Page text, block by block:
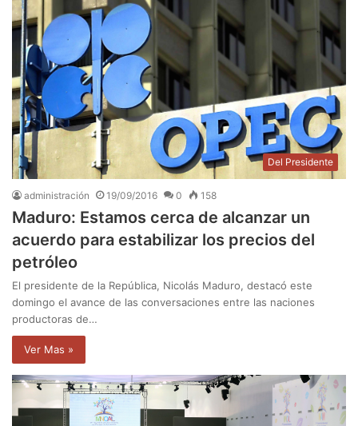
Del Presidente
administración 19/09/2016 0 158
Maduro: Estamos cerca de alcanzar un
acuerdo para estabilizar los precios del
petróleo
El presidente de la República, Nicolás Maduro, destacó este
domingo el avance de las conversaciones entre las naciones
productoras de…
Ver Mas »